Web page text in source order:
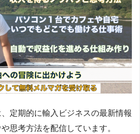
定期的に輸入ビジネスの最新情報
思考方法を配信しています。